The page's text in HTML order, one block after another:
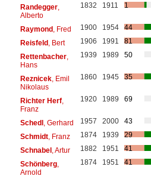
Randegger,
Alberto
1832 1911 1
Raymond, Fred 1900 1954
44
Reisfeld, Bert 1906 1991
81
Rettenbacher,
Hans
1939 1989 50
Reznicek, Emil
Nikolaus
1860 1945 35
Richter Herf,
Franz
1920 1989 69
Schedl, Gerhard 1957 2000
43
Schmidt, Franz 1874 1939
29
Schnabel, Artur 1882 1951
41
Schönberg,
Arnold
1874 1951 41